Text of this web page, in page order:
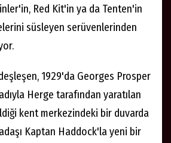
Red Kit'in ya da Tenten'in
süsleyen serüvenlerinden
1929'da Georges Prosper
Herge tarafından yaratılan
kent merkezindeki bir duvarda
Kaptan Haddock'la yeni bir